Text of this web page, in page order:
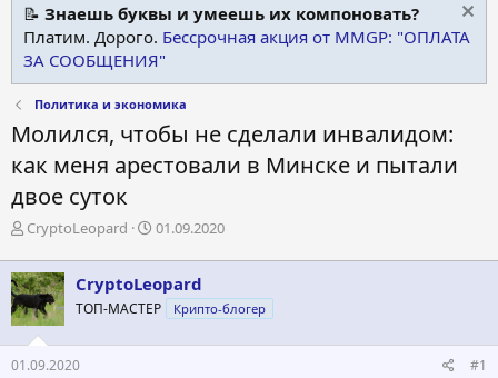
📝 Знаешь буквы и умеешь их компоновать?
Платим. Дорого. Бессрочная акция от MMGP: "ОПЛАТА
ЗА СООБЩЕНИЯ"
Политика и экономика
Молился, чтобы не сделали инвалидом:
как меня арестовали в Минске и пытали
двое суток
А
т
о
р
т
е
м
CryptoLeopard
Д
т
а
н
ч
01.09.2020
CryptoLeopard
ТОП-МАСТЕР Крипто-блогер
01.09.2020 #1